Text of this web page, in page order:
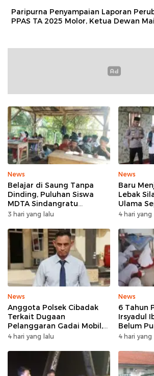
Paripurna Penyampaian Laporan
PPAS TA 2025 Molor, Ketua Dewan
News
Belajar di Saung Tanpa
Dinding, Puluhan Siswa
MDTA Sindangratu
Panggarangan Bertahan
3 hari yang lalu
News
Baru
Lebak
Ulama
4 hari yang
News
Anggota Polsek Cibadak
Terkait Dugaan
Pelanggaran Gadai Mobil,
Kasus Ditangani Bid
4 hari yang lalu
News
6 Tahun
Irsyadul
Belum
Belajar
4 hari yang